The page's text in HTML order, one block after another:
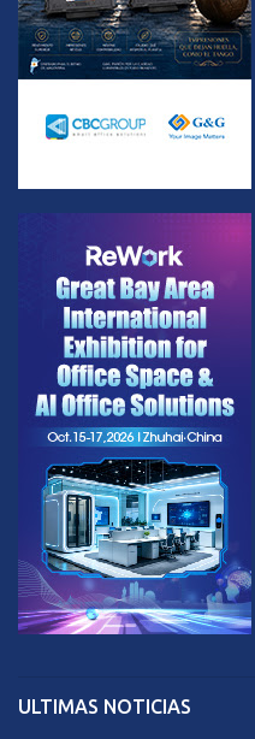
ULTIMAS NOTICIAS